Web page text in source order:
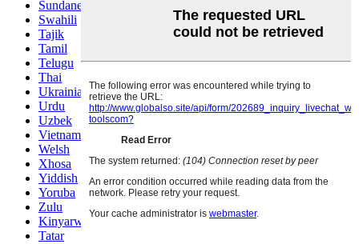
Sundanese
Swahili
Tajik
Tamil
Telugu
Thai
Ukrainian
Urdu
Uzbek
Vietnamese
Welsh
Xhosa
Yiddish
Yoruba
Zulu
Kinyarwanda
Tatar